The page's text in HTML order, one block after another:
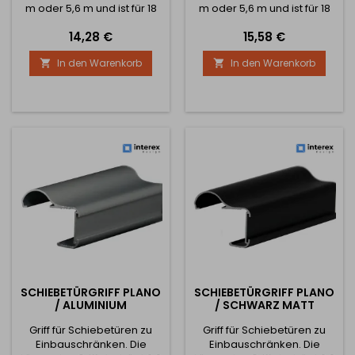
m oder 5,6 m und ist für 18
ausgelegt. Die Borsten für
diese Schiene sind gleitend
und die Borsten sind breit,
damit die Tür beim
Schrank stößt.
Preis
14,28 €
 In den Warenkorb
m oder 5,6 m und ist für 18
ausgelegt. Die Borsten für
diese Schiene sind gleitend
und die Borsten sind breit,
damit die Tür beim
Schrank stößt.
Preis
15,58 €
 In den Warenkorb
SCHIEBETÜRGRIFF PLANO
/ ALUMINIUM
Griff für Schiebetüren zu
Einbauschränken. Die
SCHIEBETÜRGRIFF PLANO
/ SCHWARZ MATT
Griff für Schiebetüren zu
Einbauschränken. Die